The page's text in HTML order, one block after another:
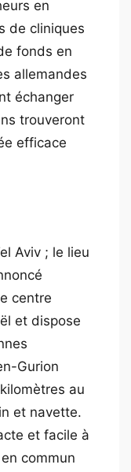
en
de cliniques
fonds en
allemandes
échanger
trouveront
efficace
Aviv ; le lieu
centre
et dispose
Gurion
au
et navette.
et facile à
commun